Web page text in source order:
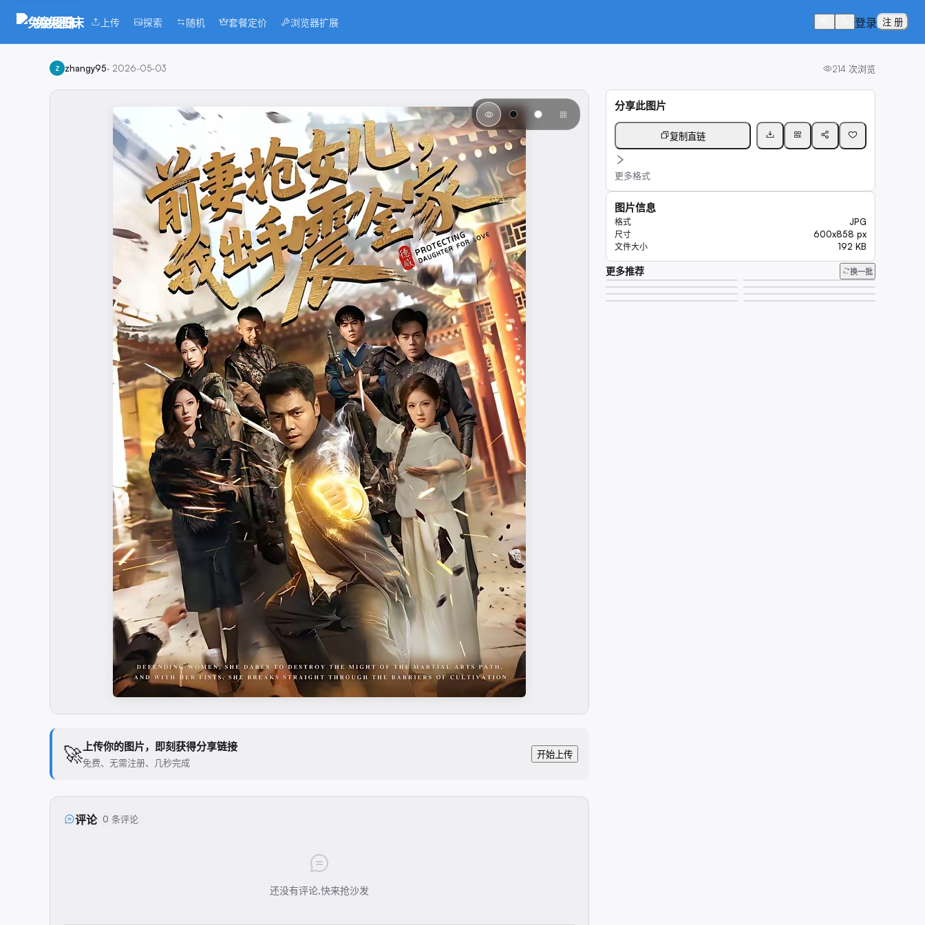
兔兔图床 上传 探索 随机 套餐定价 浏览器扩展 登录 注 册
Z zhangy95· 2026-05-03 214 次浏览
🚀上传你的图片，即刻获得分享链接
免费、无需注册、几秒完成
开始上传
评论 0 条评论
还没有评论,快来抢沙发
分享此图片
复制直链
更多格式
图片信息
格式 JPG
尺寸 600x858 px
文件大小 192 KB
更多推荐 换一批